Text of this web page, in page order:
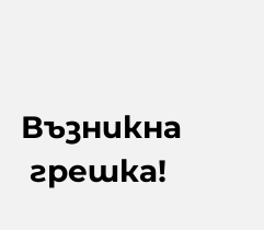
Възникна
грешка!